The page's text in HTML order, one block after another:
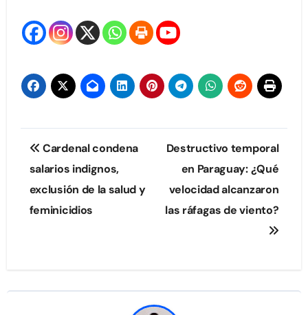
Navegación
de
entradas
Cardenal condena
salarios indignos,
exclusión de la salud y
feminicidios
Destructivo temporal
en Paraguay: ¿Qué
velocidad alcanzaron
las ráfagas de viento?